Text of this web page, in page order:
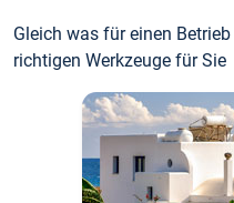
Gleich was für einen
richtigen Werkzeuge für Sie